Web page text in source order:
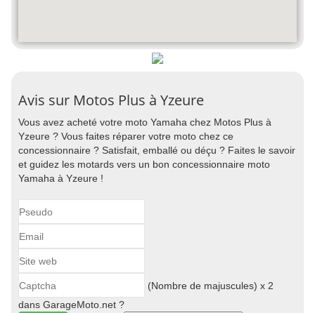
Avis sur Motos Plus à Yzeure
Vous avez acheté votre moto Yamaha chez Motos Plus à
Yzeure ? Vous faites réparer votre moto chez ce
concessionnaire ? Satisfait, emballé ou déçu ? Faites le savoir
et guidez les motards vers un bon concessionnaire moto
Yamaha à Yzeure !
(Nombre de majuscules) x 2
dans GarageMoto.net ?